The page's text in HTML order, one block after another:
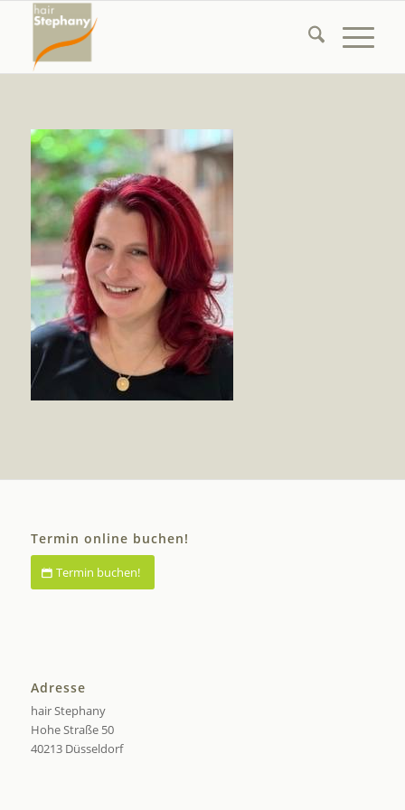
Termin online buchen!
Termin buchen!
Adresse
hair Stephany
Hohe Straße 50
40213 Düsseldorf